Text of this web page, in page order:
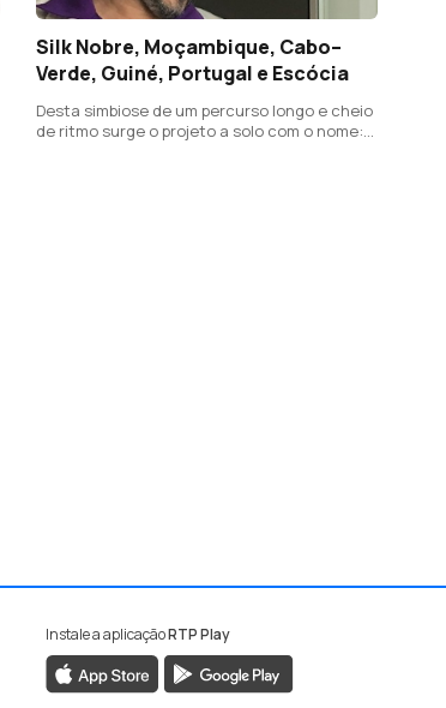
Silk Nobre, Moçambique, Cabo–
Verde, Guiné, Portugal e Escócia
Desta simbiose de um percurso longo e cheio
de ritmo surge o projeto a solo com o nome:
Instale a aplicaçãoRTP Play